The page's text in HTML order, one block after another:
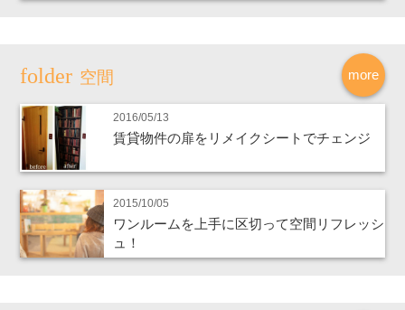
more
空間
2016/05/13
賃貸物件の扉をリメイクシートでチェンジ
2015/10/05
ワンルームを上手に区切って空間リフレッシ
ュ！